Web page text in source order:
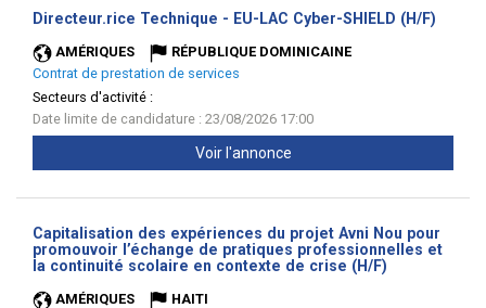
Directeur.rice Technique - EU-LAC Cyber-SHIELD (H/F)
AMÉRIQUES
RÉPUBLIQUE DOMINICAINE
Contrat de prestation de services
Secteurs d'activité :
Date limite de candidature : 23/08/2026 17:00
Voir l'annonce
Capitalisation des expériences du projet Avni Nou pour
promouvoir l’échange de pratiques professionnelles et
la continuité scolaire en contexte de crise (H/F)
AMÉRIQUES
HAITI